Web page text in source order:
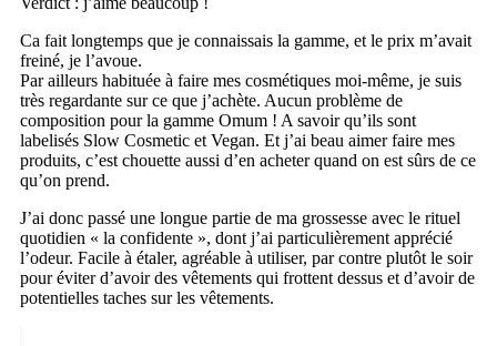
Ca fait longtemps que je connaissais la gamme, et le prix m’avait
freiné, je l’avoue.
Par ailleurs habituée à faire mes cosmétiques moi-même, je suis
très regardante sur ce que j’achète. Aucun problème de
composition pour la gamme Omum ! A savoir qu’ils sont
labelisés Slow Cosmetic et Vegan. Et j’ai beau aimer faire mes
produits, c’est chouette aussi d’en acheter quand on est sûrs de ce
qu’on prend.
J’ai donc passé une longue partie de ma grossesse avec le rituel
quotidien « la confidente », dont j’ai particulièrement apprécié
l’odeur. Facile à étaler, agréable à utiliser, par contre plutôt le soir
pour éviter d’avoir des vêtements qui frottent dessus et d’avoir de
potentielles taches sur les vêtements.